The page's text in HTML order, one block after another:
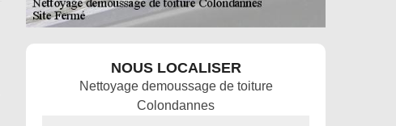
NOUS LOCALISER
Nettoyage demoussage de toiture
Colondannes